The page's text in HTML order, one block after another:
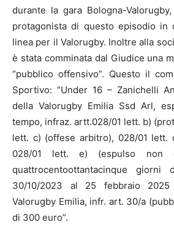
durante la gara Bologna-
protagonista di questo episodio in
linea per il Valorugby. Inoltre alla
è stata comminata dal Giudice una
“pubblico offensivo”. Questo il
Sportivo: “Under 16 – Zanichelli
della Valorugby Emilia Ssd Arl,
tempo, infraz. artt.028/01 lett. b)
lett. c) (offese arbitro), 028/01 lett.
028/01 lett. e) (espulso non
quattrocentoottantacinque giorni
30/10/2023 al 25 febbraio 2025
Valorugby Emilia, infr. art. 30/a
di 300 euro”.